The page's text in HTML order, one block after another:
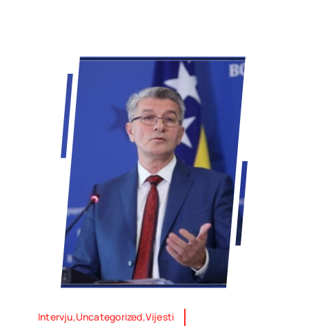
Intervju,Uncategorized,Vijesti